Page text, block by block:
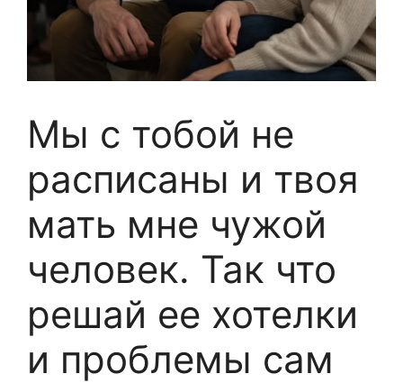
Мы с тобой не
расписаны и твоя
мать мне чужой
человек. Так что
решай ее хотелки
и проблемы сам